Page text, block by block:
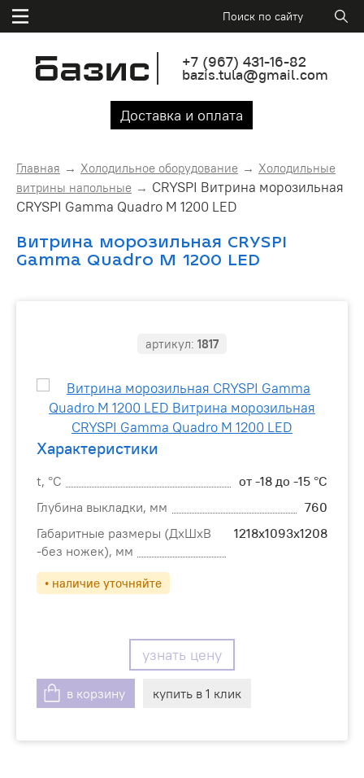
+7 (967) 431-16-82
bazis.tula@gmail.com
Доставка и оплата
Главная Холодильное оборудование
Холодильные
витрины напольные
CRYSPI Витрина морозильная
CRYSPI Gamma Quadro M 1200 LED
Витрина морозильная CRYSPI
Gamma Quadro M 1200 LED
артикул: 1817
Характеристики
t, °С
от -18 до -15 °C
Глубина выкладки, мм
760
Габаритные размеры (ДхШхВ
-без ножек), мм
1218х1093х1208
• наличие уточняйте
узнать цену
в корзину купить в 1 клик